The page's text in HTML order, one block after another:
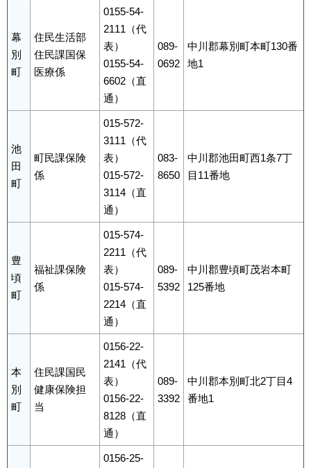
幕
別
町
住民生活部
住民課国保
医療係
0155-54-
2111（代
表）
0155-54-
6602（直
通）
089-
0692
中川郡幕別町本町130番
地1
池
田
町
町民課保険
係
015-572-
3111（代
表）
015-572-
3114（直
通）
083-
8650
中川郡池田町西1条7丁
目11番地
豊
頃
町
福祉課保険
係
015-574-
2211（代
表）
015-574-
2214（直
通）
089-
5392
中川郡豊頃町茂岩本町
125番地
本
別
町
住民課国民
健康保険担
当
0156-22-
2141（代
表）
0156-22-
8128（直
通）
089-
3392
中川郡本別町北2丁目4
番地1
0156-25-